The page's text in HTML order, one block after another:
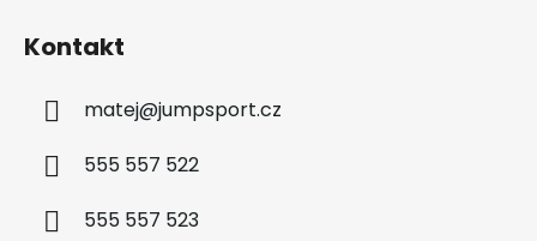
Kontakt
matej@jumpsport.cz
555 557 522
555 557 523